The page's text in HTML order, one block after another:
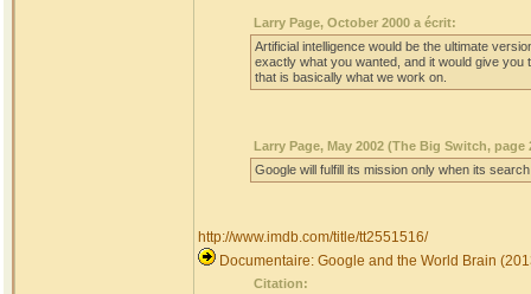
Larry Page, October 2000 a écrit:
Artificial intelligence would be the ultimate
exactly what you wanted, and it would give you
that is basically what we work on.
Larry Page, May 2002 (The Big Switch, page
Google will fulfill its mission only when its
http://www.imdb.com/title/tt2551516/
Documentaire: Google and the World Brain
Citation: